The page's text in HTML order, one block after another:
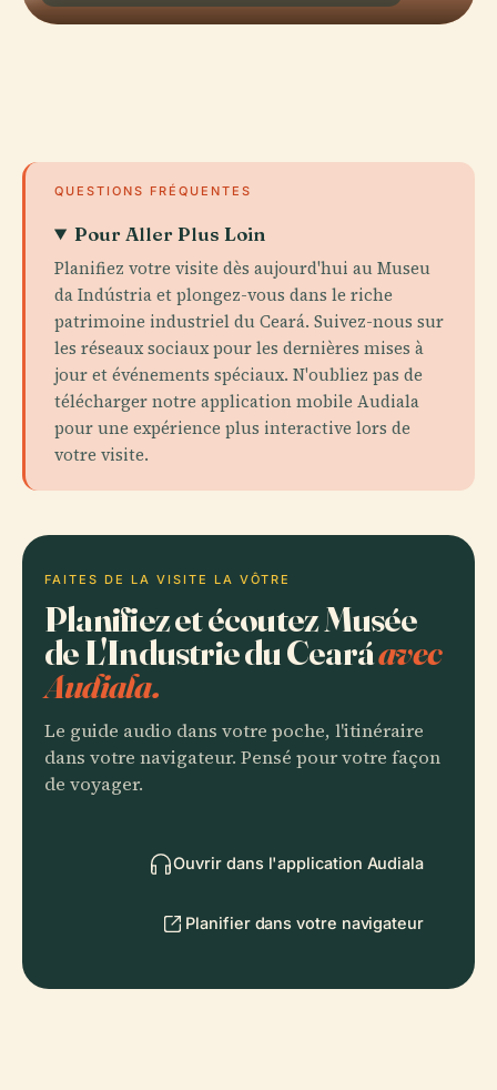
QUESTIONS FRÉQUENTES
Pour Aller Plus Loin
Planifiez votre visite dès aujourd'hui au Museu
da Indústria et plongez-vous dans le riche
patrimoine industriel du Ceará. Suivez-nous sur
les réseaux sociaux pour les dernières mises à
jour et événements spéciaux. N'oubliez pas de
télécharger notre application mobile Audiala
pour une expérience plus interactive lors de
votre visite.
FAITES DE LA VISITE LA VÔTRE
Planifiez et écoutez Musée
de L'Industrie du Cearáavec
Audiala.
Le guide audio dans votre poche, l'itinéraire
dans votre navigateur. Pensé pour votre façon
de voyager.
Ouvrir dans l'application Audiala
Planifier dans votre navigateur